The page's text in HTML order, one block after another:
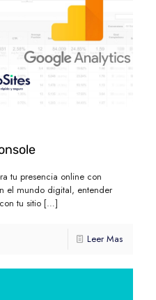
tu presencia online con
el mundo digital, entender
tu sitio […]
Leer Mas